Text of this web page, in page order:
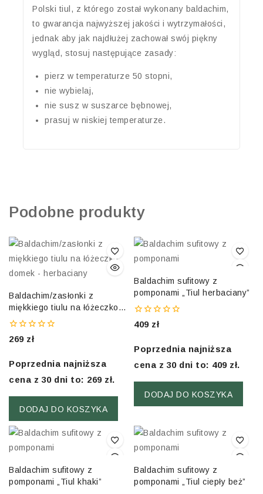
Polski tiul, z którego został wykonany baldachim,
to gwarancja najwyższej jakości i wytrzymałości,
jednak aby jak najdłużej zachował swój piękny
wygląd, stosuj następujące zasady:
pierz w temperaturze 50 stopni,
nie wybielaj,
nie susz w suszarce bębnowej,
prasuj w niskiej temperaturze.
Podobne produkty
Baldachim/zasłonki z
miękkiego tiulu na łóżeczko
domek – herbaciany
0
5
269 zł
Poprzednia najniższa
cena z 30 dni to: 269 zł.
DODAJ DO KOSZYKA
Baldachim sufitowy z
pomponami „Tiul herbaciany”
0
5
409 zł
Poprzednia najniższa
cena z 30 dni to: 409 zł.
DODAJ DO KOSZYKA
Baldachim sufitowy z
pomponami „Tiul khaki”
Baldachim sufitowy z
pomponami „Tiul ciepły beż”